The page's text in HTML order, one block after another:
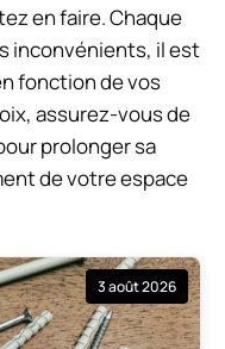
en faire. Chaque
inconvénients, il est
fonction de vos
assurez-vous de
prolonger sa
de votre espace
3 août 2026